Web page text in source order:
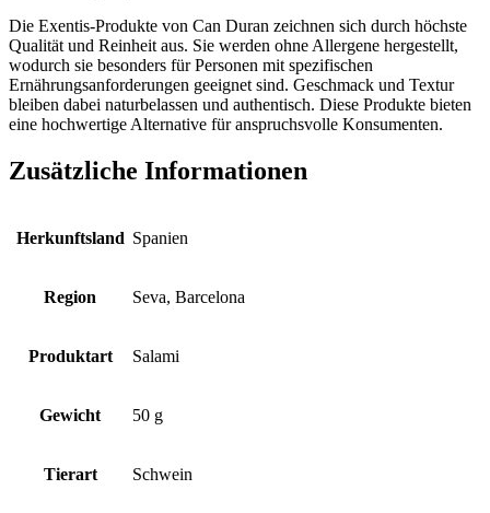
Die Exentis-Produkte von Can Duran zeichnen sich durch höchste
Qualität und Reinheit aus. Sie werden ohne Allergene hergestellt,
wodurch sie besonders für Personen mit spezifischen
Ernährungsanforderungen geeignet sind. Geschmack und Textur
bleiben dabei naturbelassen und authentisch. Diese Produkte bieten
eine hochwertige Alternative für anspruchsvolle Konsumenten.
Zusätzliche Informationen
Herkunftsland Spanien
Region Seva, Barcelona
Produktart Salami
Gewicht 50 g
Tierart Schwein